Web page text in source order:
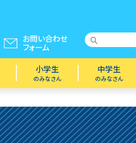
小学生
のみなさん
中学生
のみなさん
お問い合わせ
フォーム